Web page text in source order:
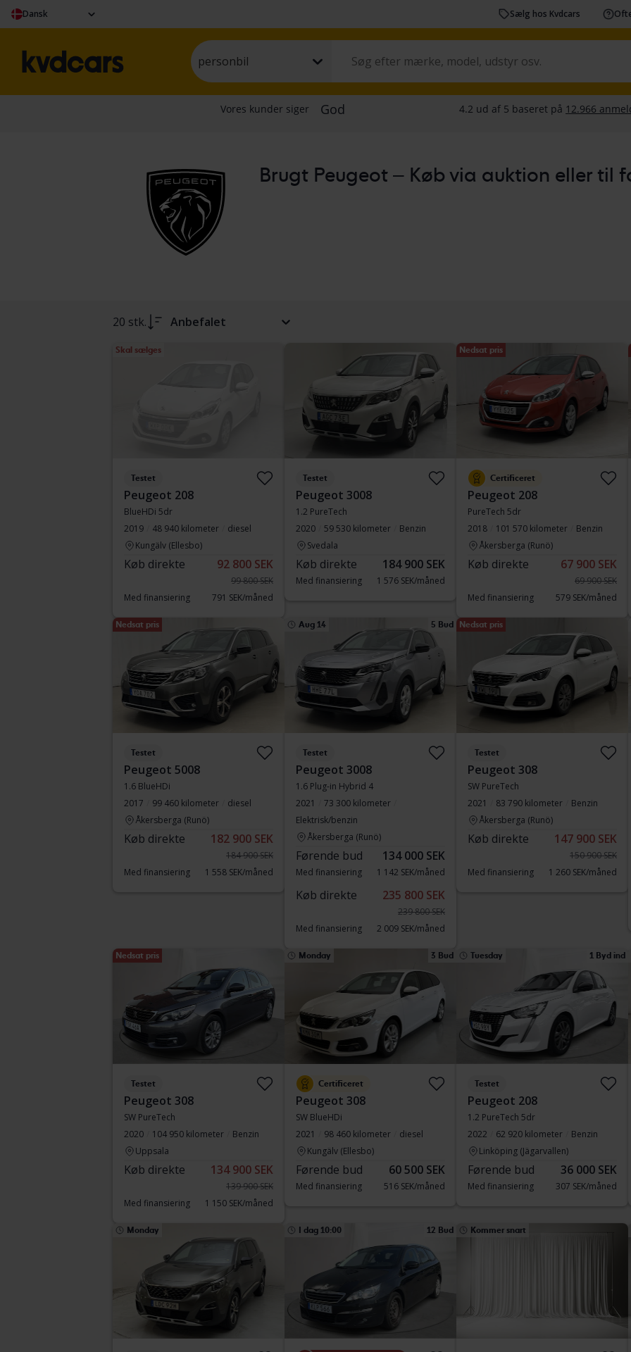
Dansk Sælg hos Kvdcars
personbil
Brugt Peugeot – Køb via auktion eller til
20 stk. Anbefalet
Skal sælges
Testet
Peugeot 208
BlueHDi 5dr
2019
48 940 kilometer
diesel
Kungälv (Ellesbo)
Køb direkte 92 800 SEK
99 800 SEK
Med finansiering
791 SEK/måned
Testet
Peugeot 3008
1.2 PureTech
2020
59 530 kilometer
Benzin
Svedala
Køb direkte 184 900 SEK
Med finansiering 1 576 SEK/måned
Nedsat pris
Certificeret
Peugeot 208
PureTech 5dr
2018
101 570 kilometer
Benzin
Åkersberga (Runö)
Køb direkte 67 900 SEK
69 900 SEK
Med finansiering
579 SEK/måned
Nedsat pris
Testet
Peugeot 5008
1.6 BlueHDi
2017
99 460 kilometer
diesel
Åkersberga (Runö)
Køb direkte 182 900 SEK
184 900 SEK
Med finansiering
1 558 SEK/måned
Aug 14 5 Bud
Testet
Peugeot 3008
1.6 Plug-in Hybrid 4
2021
73 300 kilometer
Elektrisk/benzin
Åkersberga (Runö)
Førende bud 134 000 SEK
Med finansiering 1 142 SEK/måned
Køb direkte 235 800 SEK
239 800 SEK
Med finansiering
2 009 SEK/måned
Nedsat pris
Testet
Peugeot 308
SW PureTech
2021
83 790 kilometer
Benzin
Åkersberga (Runö)
Køb direkte 147 900 SEK
150 900 SEK
Med finansiering
1 260 SEK/måned
Nedsat pris
Testet
Peugeot 308
SW PureTech
2020
104 950 kilometer
Benzin
Uppsala
Køb direkte 134 900 SEK
139 900 SEK
Med finansiering
1 150 SEK/måned
Monday 3 Bud
Certificeret
Peugeot 308
SW BlueHDi
2021
98 460 kilometer
diesel
Kungälv (Ellesbo)
Førende bud 60 500 SEK
Med finansiering 516 SEK/måned
Tuesday 1 Byd ind
Testet
Peugeot 208
1.2 PureTech 5dr
2022
62 920 kilometer
Benzin
Linköping (Jägarvallen)
Førende bud 36 000 SEK
Med finansiering 307 SEK/måned
Monday I dag 10:00 12 Bud Kommer snart